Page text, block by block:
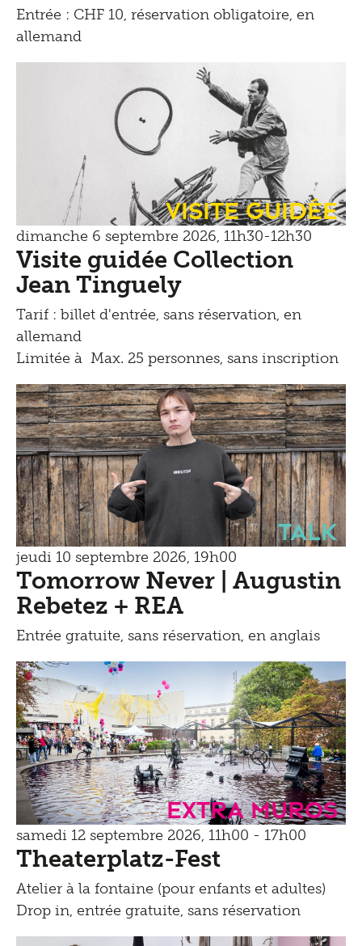
Entrée : CHF 10, réservation obligatoire, en
allemand
Visite guidée
dimanche 6 septembre 2026, 11h30-12h30
Visite guidée Collection
Jean Tinguely
Tarif : billet d'entrée, sans réservation, en
allemand
Limitée à Max. 25 personnes, sans inscription
Talk
jeudi 10 septembre 2026, 19h00
Tomorrow Never | Augustin
Rebetez + REA
Entrée gratuite, sans réservation, en anglais
Extra Muros
samedi 12 septembre 2026, 11h00 - 17h00
Theaterplatz-Fest
Atelier à la fontaine (pour enfants et adultes)
Drop in, entrée gratuite, sans réservation